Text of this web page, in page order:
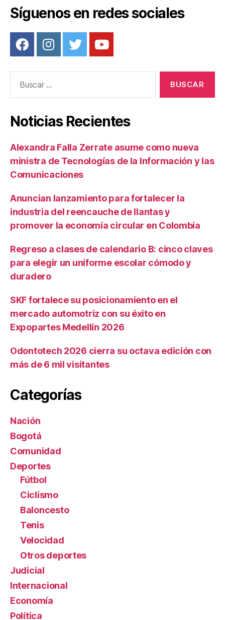
Síguenos en redes sociales
Noticias Recientes
Alexandra Falla Zerrate asume como nueva
ministra de Tecnologías de la Información y las
Comunicaciones
Anuncian lanzamiento para fortalecer la
industria del reencauche de llantas y
promover la economía circular en Colombia
Regreso a clases de calendario B: cinco claves
para elegir un uniforme escolar cómodo y
duradero
SKF fortalece su posicionamiento en el
mercado automotriz con su éxito en
Expopartes Medellín 2026
Odontotech 2026 cierra su octava edición con
más de 6 mil visitantes
Categorías
Nación
Bogotá
Comunidad
Deportes
Fútbol
Ciclismo
Baloncesto
Tenis
Velocidad
Otros deportes
Judicial
Internacional
Economía
Política